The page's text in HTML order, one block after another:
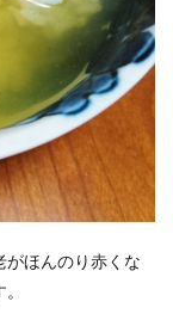
がほんのり赤くな